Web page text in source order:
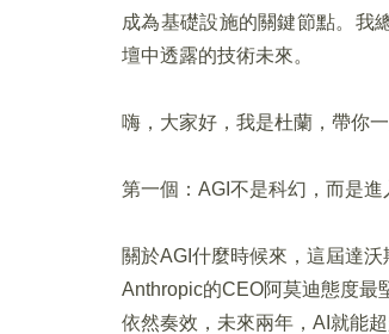
成為基礎設施的關鍵節點。我
壇中透露的技術未來。
嗨，大家好，我是杜蘭，帶你
第一個：AGI不是科幻，而是進
關於AGI什麼時候來，這屆達沃
Anthropic的CEO阿莫迪態度最
依然奏效，未來兩年，AI就能